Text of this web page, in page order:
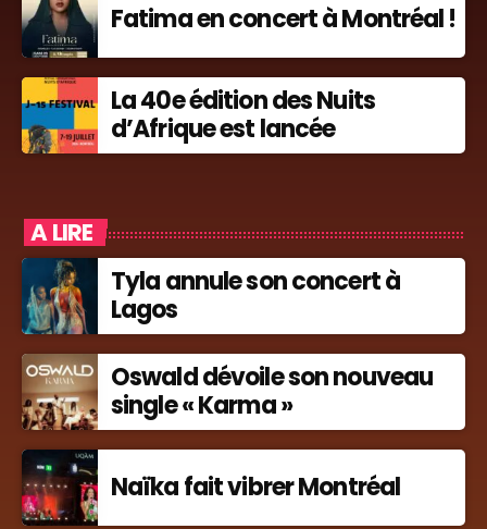
Fatima en concert à Montréal !
La 40e édition des Nuits
d’Afrique est lancée
A LIRE
Tyla annule son concert à
Lagos
Oswald dévoile son nouveau
single « Karma »
Naïka fait vibrer Montréal